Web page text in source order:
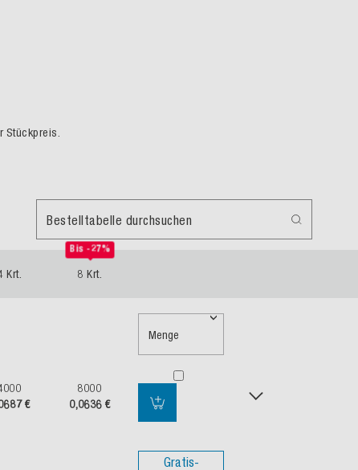
Stückpreis.
Bestelltabelle durchsuchen
Krt.
Bis -27%
8 Krt.
€
8000
0,0636 €
Menge
Gratis-